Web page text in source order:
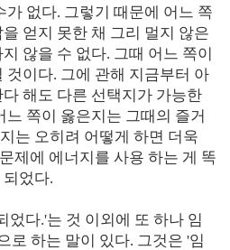
가 없다. 그렇기 때문에 어느 쪽
얻지 못한 채 그리 멀지 않은
않을 수 없다. 그때 어느 쪽이
것이다. 그에 관해 지금부터 아
해도 다른 선택지가 가능한
쪽이 옳은지는 그때의 즐거
는 오히려 어떻게 하면 더욱
제에 에너지를 사용 하는 게 똑
었다.
었다.'는 것 이외에 또 하나 임
로 하는 말이 있다. 그것은 '임